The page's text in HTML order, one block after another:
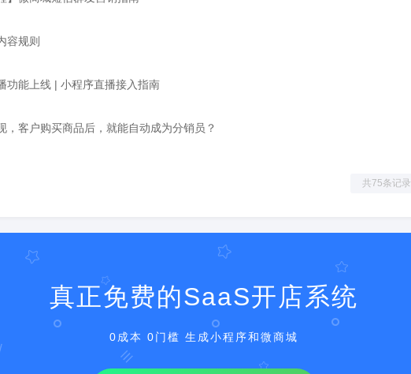
容规则
功能上线 | 小程序直播接入指南
，客户购买商品后，就能自动成为分销员？
共75条记录
真正免费的SaaS开店系统
0成本 0门槛 生成小程序和微商城